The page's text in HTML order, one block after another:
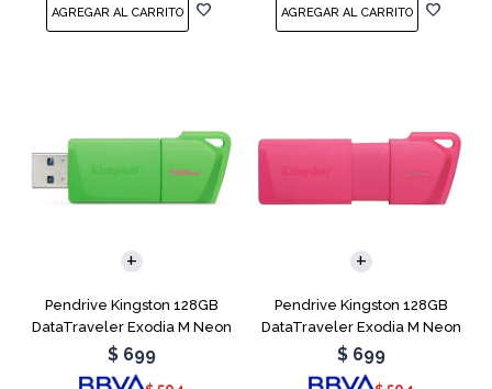
Pendrive Kingston 128GB
DataTraveler Exodia M Neon
Green
$ 699
Pendrive Kingston 128GB
DataTraveler Exodia M Neon
Pink
$ 699